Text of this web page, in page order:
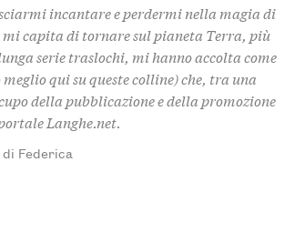
incantare e perdermi nella magia di
capita di tornare sul pianeta Terra, più
serie traslochi, mi hanno accolta come
qui su queste colline) che, tra una
della pubblicazione e della promozione
Langhe.net.
Federica